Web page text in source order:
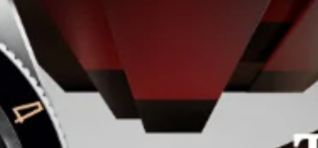
BISEL
Bisel giratorio unidireccional de acero tratado con PVD
negro con disco de cerámica negra con acabado
satinado rayo de sol, con graduación de 60 minutos,
marcas y números grabados